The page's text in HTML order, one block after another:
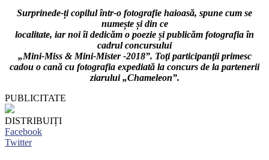
Surprinede-ți copilul într-o fotografie haioasă, spune cum se
numește și din ce
localitate, iar noi îi dedicăm o poezie și publicăm fotografia în
cadrul concursului
„Mini-Miss & Mini-Mister -2018”. Toţi participanţii primesc
cadou o cană cu fotografia expediată la concurs de la partenerii
ziarului „Chameleon”.
PUBLICITATE
DISTRIBUIȚI
Facebook
Twitter